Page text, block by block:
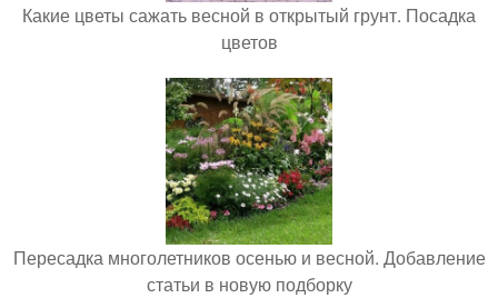
Какие цветы сажать весной в открытый грунт. Посадка
цветов
Пересадка многолетников осенью и весной. Добавление
статьи в новую подборку